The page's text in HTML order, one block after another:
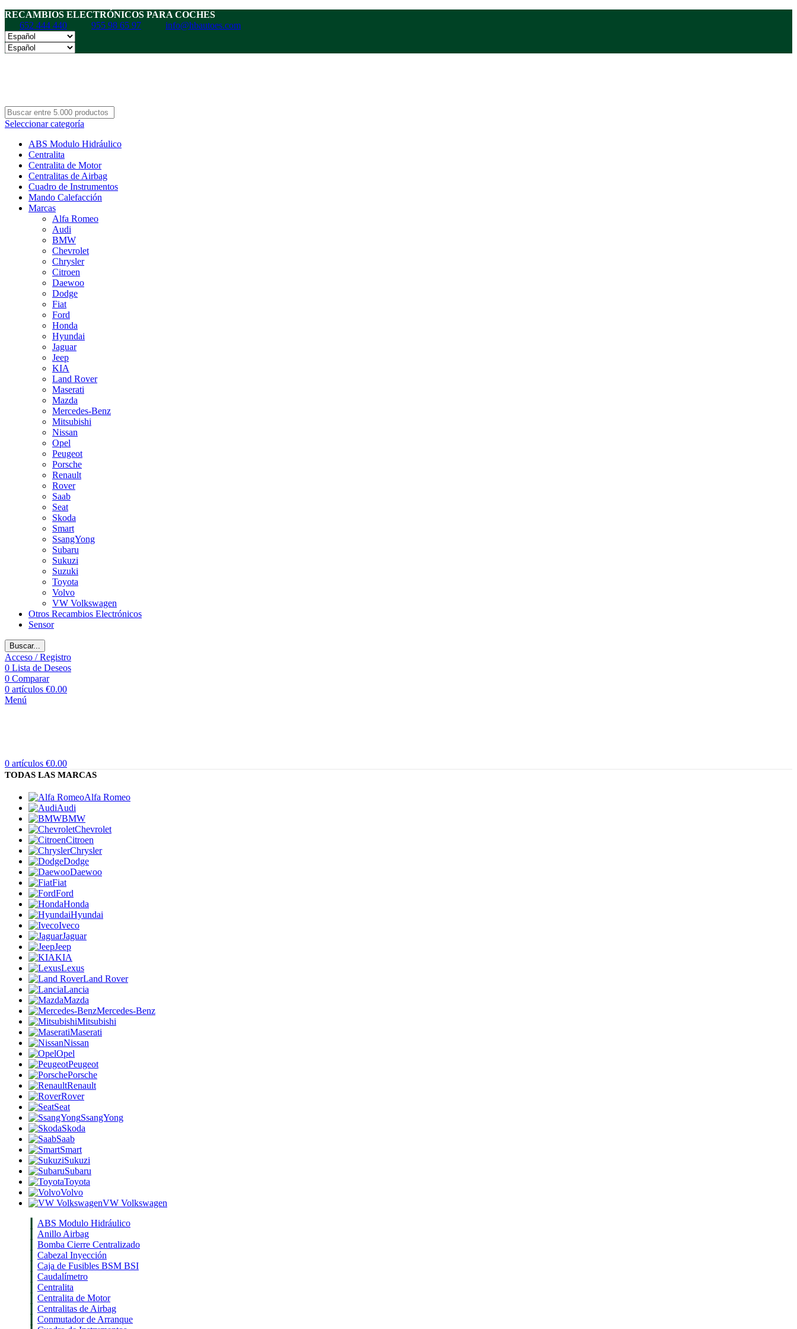
RECAMBIOS ELECTRÓNICOS PARA COCHES
652 444 440
955 98 65 97 info@hbautoes.com
Seleccionar categoría
ABS Modulo Hidráulico
Centralita
Centralita de Motor
Centralitas de Airbag
Cuadro de Instrumentos
Mando Calefacción
Marcas
Alfa Romeo
Audi
BMW
Chevrolet
Chrysler
Citroen
Daewoo
Dodge
Fiat
Ford
Honda
Hyundai
Jaguar
Jeep
KIA
Land Rover
Maserati
Mazda
Mercedes-Benz
Mitsubishi
Nissan
Opel
Peugeot
Porsche
Renault
Rover
Saab
Seat
Skoda
Smart
SsangYong
Subaru
Sukuzi
Suzuki
Toyota
Volvo
VW Volkswagen
Otros Recambios Electrónicos
Sensor
Buscar...
Acceso / Registro
0 Lista de Deseos
0 Comparar
0 artículos €0.00
Menú
0 artículos €0.00
TODAS LAS MARCAS
Alfa Romeo
Audi
BMW
Chevrolet
Citroen
Chrysler
Dodge
Daewoo
Fiat
Ford
Honda
Hyundai
Iveco
Jaguar
Jeep
KIA
Lexus
Land Rover
Lancia
Mazda
Mercedes-Benz
Mitsubishi
Maserati
Nissan
Opel
Peugeot
Porsche
Renault
Rover
Seat
SsangYong
Skoda
Saab
Smart
Sukuzi
Subaru
Toyota
Volvo
VW Volkswagen
ABS Modulo Hidráulico
Anillo Airbag
Bomba Cierre Centralizado
Cabezal Inyección
Caja de Fusibles BSM BSI
Caudalímetro
Centralita
Centralita de Motor
Centralitas de Airbag
Conmutador de Arranque